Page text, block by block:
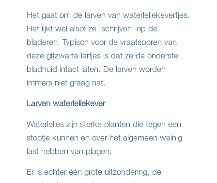
Het gaat om de larven van waterleliekevertjes.
Het lijkt wel alsof ze 'schrijven' op de
bladeren. Typisch voor de vraatsporen van
deze gitzwarte larfjes is dat ze de onderste
bladhuid intact laten. De larven worden
immers niet graag nat.
Larven waterleliekever
Waterlelies zijn sterke planten die tegen een
stootje kunnen en over het algemeen weinig
last hebben van plagen.
Er is echter één grote uitzondering, de